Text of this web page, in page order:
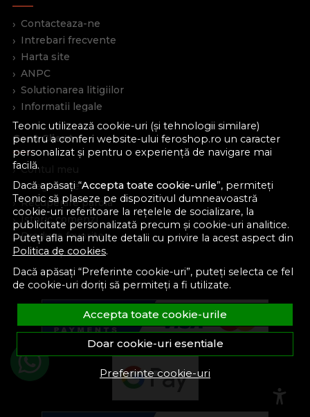
Teonic utilizează cookie-uri (și tehnologii similare)
pentru a conferi website-ului feroshop.ro un caracter
personalizat și pentru o experiență de navigare mai
facilă.
Dacă apăsați “Accepta toate cookie-urile”, permiteți
Teonic să plaseze pe dispozitivul dumneavoastră
cookie-uri referitoare la rețelele de socializare, la
publicitate personalizată precum și cookie-uri analitice.
Puteți afla mai multe detalii cu privire la acest aspect din
Politica de cookies.
Dacă apăsați “Preferinte cookie-uri”, puteți selecta ce fel
de cookie-uri doriți să permiteți a fi utilizate.
Accepta toate cookie-urile
Doar cookie-uri esentiale
Preferinte cookie-uri
Contacteaza-ne
Intrebari frecvente
Harta site
ANPC
Solutionarea litigiilor
Informatii legale
Cont Client
Contul meu
Inregistrare
Recuperare parola
Istoric comenzi
Produse favorite
Devino partener